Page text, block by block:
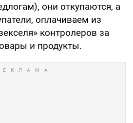
они откупаются, а
оплачиваем из
контролеров за
и продукты.